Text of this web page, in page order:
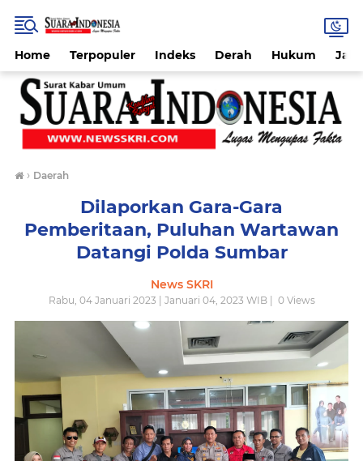
Home Terpopuler Indeks Derah Hukum
› Daerah
Dilaporkan Gara-Gara
Pemberitaan, Puluhan Wartawan
Datangi Polda Sumbar
News SKRI
Rabu, 04 Januari 2023 | Januari 04, 2023 WIB | 0Views